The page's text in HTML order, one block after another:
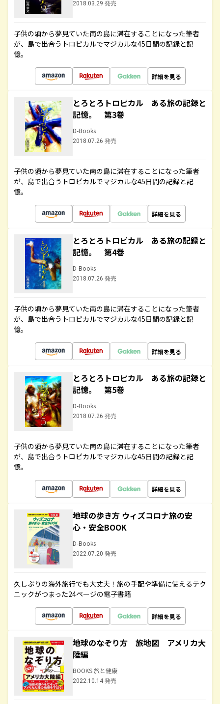
2018.03.29 発売
子供の頃から夢見ていた南の島に滞在することになった筆者
が、島で出合うトロピカルでマジカルな45日間の記録と記
憶。
詳細を見る
とろとろトロピカル ある旅の記録と
記憶。 第3巻
D-Books
2018.07.26 発売
子供の頃から夢見ていた南の島に滞在することになった筆者
が、島で出合うトロピカルでマジカルな45日間の記録と記
憶。
詳細を見る
とろとろトロピカル ある旅の記録と
記憶。 第4巻
D-Books
2018.07.26 発売
子供の頃から夢見ていた南の島に滞在することになった筆者
が、島で出合うトロピカルでマジカルな45日間の記録と記
憶。
詳細を見る
とろとろトロピカル ある旅の記録と
記憶。 第5巻
D-Books
2018.07.26 発売
子供の頃から夢見ていた南の島に滞在することになった筆者
が、島で出合うトロピカルでマジカルな45日間の記録と記
憶。
詳細を見る
地球の歩き方 ウィズコロナ旅の安
心・安全BOOK
D-Books
2022.07.20 発売
久しぶりの海外旅行でも大丈夫！旅の手配や準備に使えるテク
ニックがつまった24ページの電子書籍
詳細を見る
地球のなぞり方 旅地図 アメリカ大
陸編
BOOKS 旅と健康
2022.10.14 発売